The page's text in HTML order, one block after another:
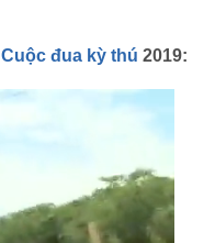
Cuộc đua kỳ thú 2019: